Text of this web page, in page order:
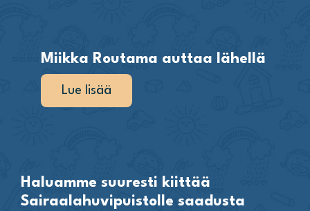
Miikka Routama auttaa lähellä
Lue lisää
Haluamme suuresti kiittää
Sairaalahuvipuistolle saadusta